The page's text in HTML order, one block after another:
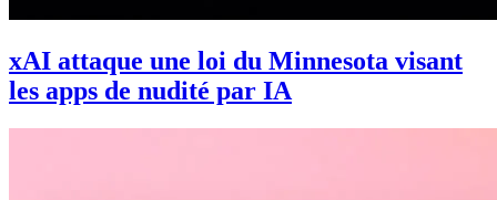
xAI attaque une loi du Minnesota visant
les apps de nudité par IA